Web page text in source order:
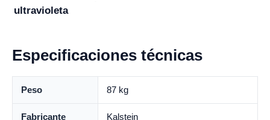
ultravioleta
Especificaciones técnicas
Peso 87 kg
Fabricante Kalstein